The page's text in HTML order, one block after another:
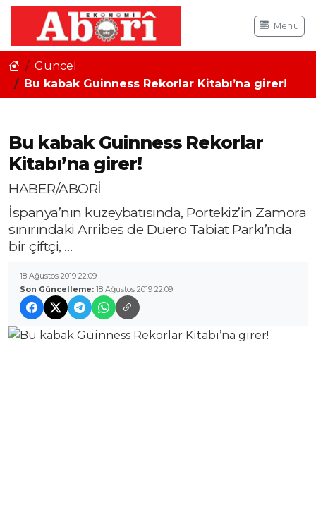
Menü
Güncel
Bu kabak Guinness Rekorlar Kitabı’na girer!
Bu kabak Guinness Rekorlar
Kitabı’na girer!
HABER/ABORİ
İspanya’nın kuzeybatısında, Portekiz’in Zamora
sınırındaki Arribes de Duero Tabiat Parkı’nda
bir çiftçi, …
18 Ağustos 2019 22:09
Son Güncelleme: 18 Ağustos 2019 22:09